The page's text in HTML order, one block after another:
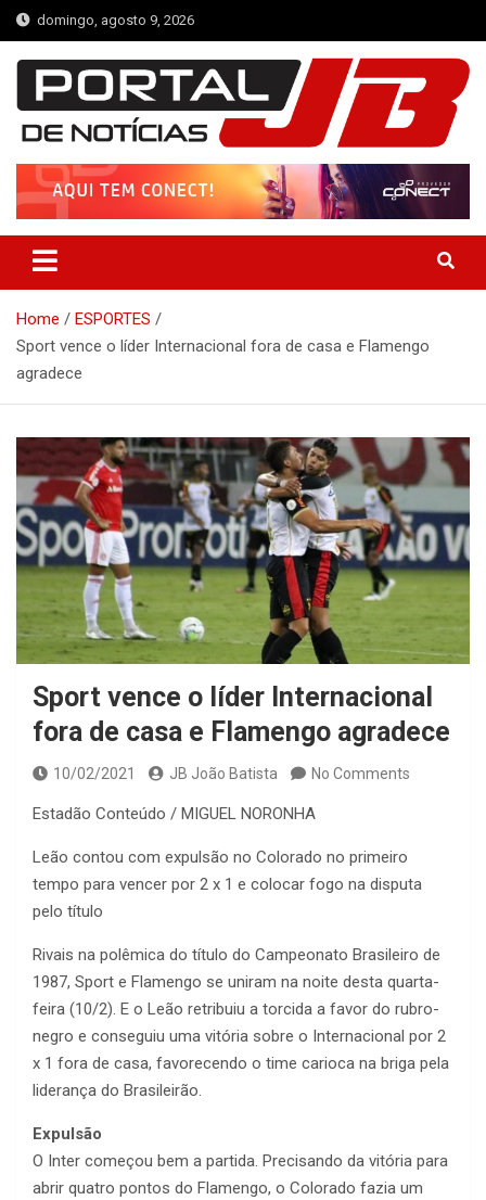
Skip
to
content
domingo, agosto 9, 2026
Portal de Notícias JB
Notícias de Simplício Mendes e Região
Home
ESPORTES
Sport vence o líder Internacional fora de casa e Flamengo
agradece
Sport vence o líder Internacional
fora de casa e Flamengo agradece
10/02/2021 JB João Batista No Comments
Estadão Conteúdo / MIGUEL NORONHA
Leão contou com expulsão no Colorado no primeiro
tempo para vencer por 2 x 1 e colocar fogo na disputa
pelo título
Rivais na polêmica do título do Campeonato Brasileiro de
1987, Sport e Flamengo se uniram na noite desta quarta-
feira (10/2). E o Leão retribuiu a torcida a favor do rubro-
negro e conseguiu uma vitória sobre o Internacional por 2
x 1 fora de casa, favorecendo o time carioca na briga pela
liderança do Brasileirão.
Expulsão
O Inter começou bem a partida. Precisando da vitória para
abrir quatro pontos do Flamengo, o Colorado fazia um